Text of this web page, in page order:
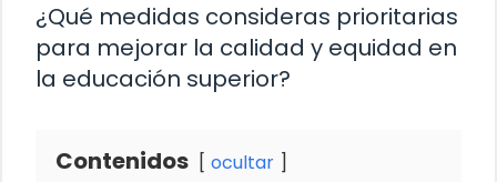
¿Qué medidas consideras prioritarias
para mejorar la calidad y equidad en
la educación superior?
Contenidos ocultar